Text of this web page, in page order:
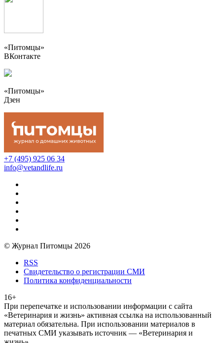
«Питомцы»
ВКонтакте
«Питомцы»
Дзен
+7 (495) 925 06 34
info@vetandlife.ru
© Журнал Питомцы 2026
RSS
Свидетельство о регистрации СМИ
Политика конфиденциальности
16+
При перепечатке и использовании информации с сайта
«Ветеринария и жизнь» активная ссылка на использованный
материал обязательна. При использовании материалов в
печатных СМИ указывать источник — «Ветеринария и